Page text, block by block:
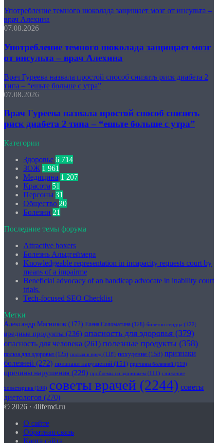
Употребление темного шоколада защищает мозг от инсульта –
врач Алехина
07.08.2026
Употребление темного шоколада защищает мозг
от инсульта – врач Алехина
Врач Гуреева назвала простой способ снизить риск диабета 2
типа – “ешьте больше с утра”
07.08.2026
Врач Гуреева назвала простой способ снизить
риск диабета 2 типа – “ешьте больше с утра”
Категории
Здоровье 6 714
ЗОЖ 1 961
Медицина 1 207
Красота 51
Персоны 31
Общество 20
Болезни 21
Последние темы форума
Attractive boxers
Болезнь Альцгеймера
Knowledgeable representation in incapacity requests court by
means of a impairme
Beneficial advocacy of an handicap advocate in inability court
trials.
Tech-focused SEO Checklist
Метки
Александр Мясников (172) Елена Соломатина (128) болезни сердца (122)
вредные продукты (236) опасность для здоровья (379)
опасность для человека (261) полезные продукты (358)
польза для здоровья (125) польза и вред (118) похудение (158) признаки
болезней (272) признаки нарушений (151) причины болезней (119)
причины нарушения (229) проблемы со здоровьем (111) снижение
холестерина (108) советы врачей (2244) советы
диетологов (270)
© 2026 · 4lifemd.ru
О сайте
Обратная связь
Карта сайта